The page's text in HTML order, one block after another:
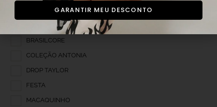
BRASILCORE
COLEÇÃO ANTONIA
DROP TAYLOR
FESTA
MACAQUINHO
GARANTIR MEU DESCONTO